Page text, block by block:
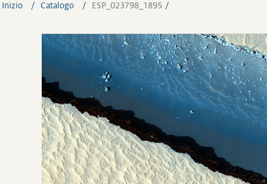
Inizio Catalogo ESP_023798_1895